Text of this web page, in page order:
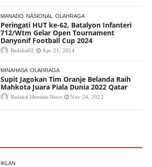
MANADO NASIONAL OLAHRAGA
Peringati HUT ke-62, Batalyon Infanteri
712/Wtm Gelar Open Tournament
Danyonif Football Cup 2024
Redaksi02 Apr 21, 2024
MINAHASA OLAHRAGA
Supit Jagokan Tim Oranje Belanda Raih
Mahkota Juara Piala Dunia 2022 Qatar
Redaksi Identitas News Nov 24, 2022
IKLAN